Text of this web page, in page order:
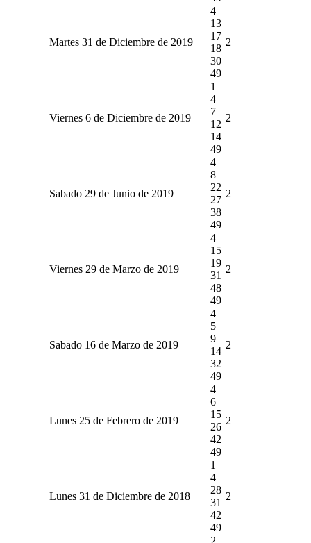
Martes 31 de Diciembre de 2019
4
13
17
18
30
49
2
Viernes 6 de Diciembre de 2019
1
4
7
12
14
49
2
Sabado 29 de Junio de 2019
4
8
22
27
38
49
2
Viernes 29 de Marzo de 2019
4
15
19
31
48
49
2
Sabado 16 de Marzo de 2019
4
5
9
14
32
49
2
Lunes 25 de Febrero de 2019
4
6
15
26
42
49
2
Lunes 31 de Diciembre de 2018
1
4
28
31
42
49
2
2